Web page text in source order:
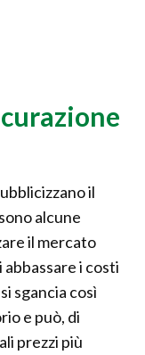
il
alcune
il mercato
i costi
sgancia così
e può, di
prezzi più